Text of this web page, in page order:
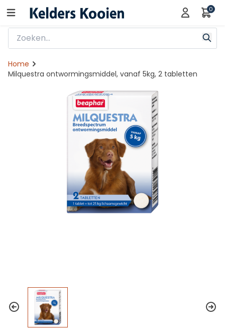
0
Home
Milquestra ontwormingsmiddel, vanaf 5kg, 2 tabletten